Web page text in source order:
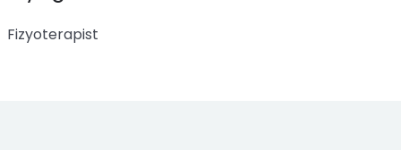
Fizyoterapist